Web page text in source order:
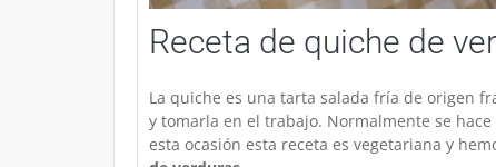
Receta de quiche de
La quiche es una tarta salada fría de origen
y tomarla en el trabajo. Normalmente se
esta ocasión esta receta es vegetariana y